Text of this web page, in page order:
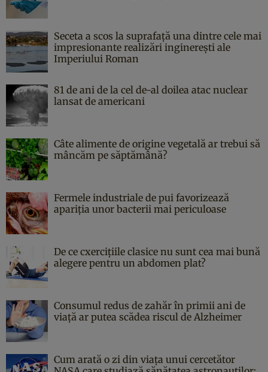
Seceta a scos la suprafață una dintre cele mai
impresionante realizări inginerești ale
Imperiului Roman
81 de ani de la cel de-al doilea atac nuclear
lansat de americani
Câte alimente de origine vegetală ar trebui să
mâncăm pe săptămână?
Fermele industriale de pui favorizează
apariția unor bacterii mai periculoase
De ce cxercițiile clasice nu sunt cea mai bună
alegere pentru un abdomen plat?
Consumul redus de zahăr în primii ani de
viață ar putea scădea riscul de Alzheimer
Cum arată o zi din viața unui cercetător